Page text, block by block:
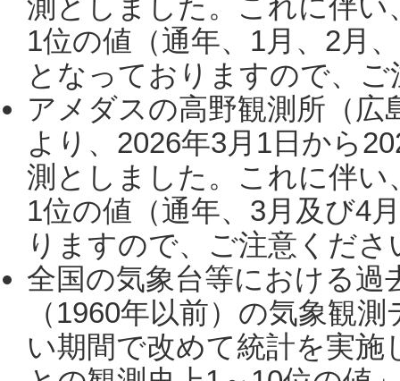
1位の値（通年、1月、2月
となっておりますので、
アメダスの高野観測所（
より、2026年3月1日から
測としました。これに伴い
1位の値（通年、3月及び4
りますので、ご注意くだ
全国の気象台等における過
（1960年以前）の気象観
い期間で改めて統計を実